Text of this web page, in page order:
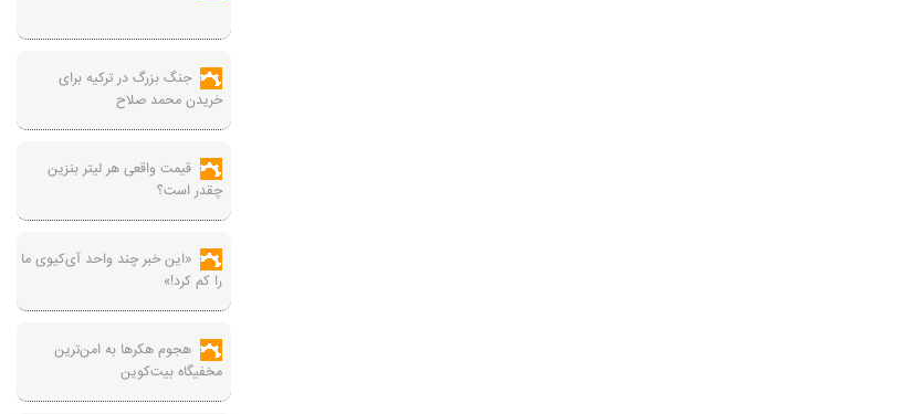
جنگ بزرگ در ترکیه برای
خریدن محمد صلاح
قیمت واقعی هر لیتر بنزین
چقدر است؟
«این خبر چند واحد آی‌کیوی ما
را کم کرد!»
هجوم هکرها به امن‌ترین
مخفیگاه بیت‌کوین